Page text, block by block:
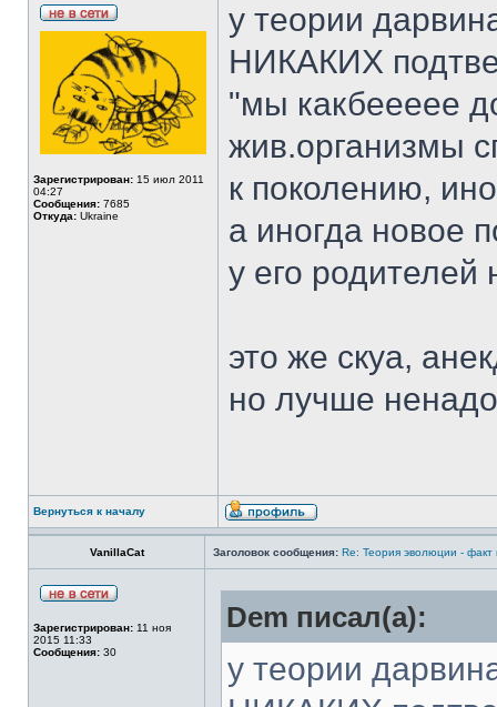
Зарегистрирован: 15 июл 2011
04:27
Сообщения: 7685
Откуда: Ukraine
у теории
НИКАКИХ
"мы какбеееее
жив.организмы
к поколению,
а иногда новое
у его
это же скуа,
но лучше ненадо
Вернуться к началу
VanillaCat Заголовок сообщения: Re: Теория эволюции -
Зарегистрирован: 11 ноя
2015 11:33
Сообщения: 30
Dem писал(а):
у теории